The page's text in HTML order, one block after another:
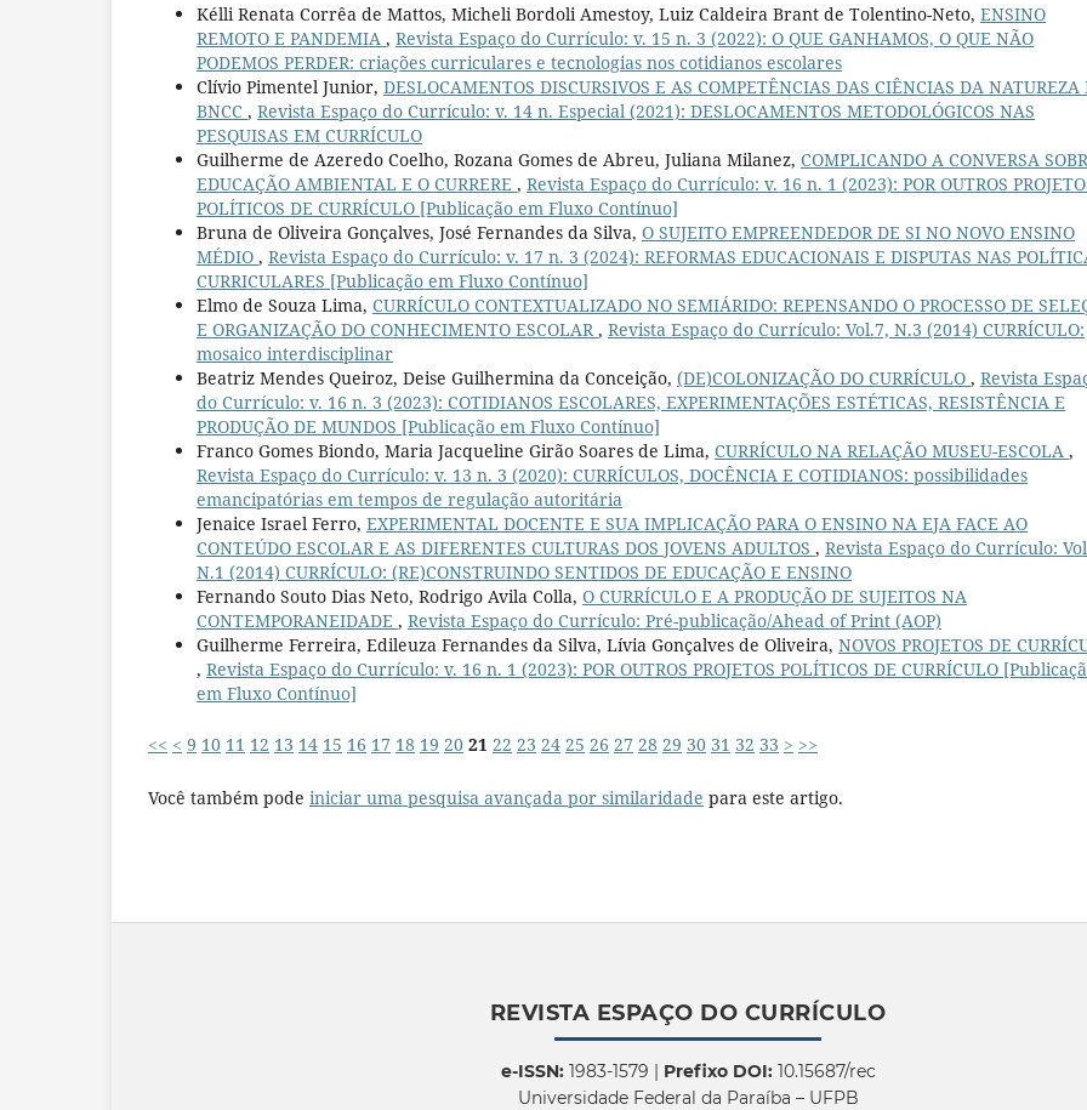
Kélli Renata Corrêa de Mattos, Micheli Bordoli Amestoy, Luiz Caldeira Brant de Tolentino-Neto, ENSINO
REMOTO E PANDEMIA , Revista Espaço do Currículo: v. 15 n. 3 (2022): O QUE GANHAMOS, O QUE NÃO
PODEMOS PERDER: criações curriculares e tecnologias nos cotidianos escolares
Clívio Pimentel Junior, DESLOCAMENTOS DISCURSIVOS E AS COMPETÊNCIAS DAS CIÊNCIAS DA NATUREZA
BNCC , Revista Espaço do Currículo: v. 14 n. Especial (2021): DESLOCAMENTOS METODOLÓGICOS NAS
PESQUISAS EM CURRÍCULO
Guilherme de Azeredo Coelho, Rozana Gomes de Abreu, Juliana Milanez, COMPLICANDO A CONVERSA
EDUCAÇÃO AMBIENTAL E O CURRERE , Revista Espaço do Currículo: v. 16 n. 1 (2023): POR OUTROS
POLÍTICOS DE CURRÍCULO [Publicação em Fluxo Contínuo]
Bruna de Oliveira Gonçalves, José Fernandes da Silva, O SUJEITO EMPREENDEDOR DE SI NO NOVO ENSINO
MÉDIO , Revista Espaço do Currículo: v. 17 n. 3 (2024): REFORMAS EDUCACIONAIS E DISPUTAS NAS
CURRICULARES [Publicação em Fluxo Contínuo]
Elmo de Souza Lima, CURRÍCULO CONTEXTUALIZADO NO SEMIÁRIDO: REPENSANDO O PROCESSO DE
E ORGANIZAÇÃO DO CONHECIMENTO ESCOLAR, Revista Espaço do Currículo: Vol.7, N.3 (2014) CURRÍCULO:
mosaico interdisciplinar
Beatriz Mendes Queiroz, Deise Guilhermina da Conceição, (DE)COLONIZAÇÃO DO CURRÍCULO , Revista
do Currículo: v. 16 n. 3 (2023): COTIDIANOS ESCOLARES, EXPERIMENTAÇÕES ESTÉTICAS, RESISTÊNCIA E
PRODUÇÃO DE MUNDOS [Publicação em Fluxo Contínuo]
Franco Gomes Biondo, Maria Jacqueline Girão Soares de Lima, CURRÍCULO NA RELAÇÃO MUSEU-ESCOLA ,
Revista Espaço do Currículo: v. 13 n. 3 (2020): CURRÍCULOS, DOCÊNCIA E COTIDIANOS: possibilidades
emancipatórias em tempos de regulação autoritária
Jenaice Israel Ferro, EXPERIMENTAL DOCENTE E SUA IMPLICAÇÃO PARA O ENSINO NA EJA FACE AO
CONTEÚDO ESCOLAR E AS DIFERENTES CULTURAS DOS JOVENS ADULTOS , Revista Espaço do Currículo:
N.1 (2014) CURRÍCULO: (RE)CONSTRUINDO SENTIDOS DE EDUCAÇÃO E ENSINO
Fernando Souto Dias Neto, Rodrigo Avila Colla, O CURRÍCULO E A PRODUÇÃO DE SUJEITOS NA
CONTEMPORANEIDADE , Revista Espaço do Currículo: Pré-publicação/Ahead of Print (AOP)
Guilherme Ferreira, Edileuza Fernandes da Silva, Lívia Gonçalves de Oliveira, NOVOS PROJETOS DE
, Revista Espaço do Currículo: v. 16 n. 1 (2023): POR OUTROS PROJETOS POLÍTICOS DE CURRÍCULO
em Fluxo Contínuo]
<< < 9 10 11 12 13 14 15 16 17 18 19 20 21 22 23 24 25 26 27 28 29 30 31 32 33 > >>
Você também pode iniciar uma pesquisa avançada por similaridade para este artigo.
REVISTA ESPAÇO DO CURRÍCULO
e-ISSN:1983-1579 | Prefixo DOI:10.15687/rec
Universidade Federal da Paraíba – UFPB